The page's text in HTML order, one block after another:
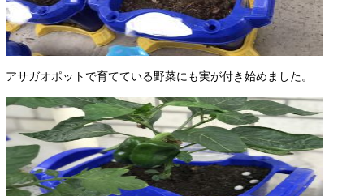
アサガオポットで育てている野菜にも実が付き始めました。